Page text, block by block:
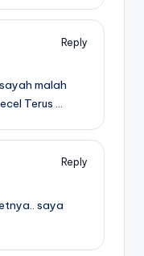
Reply
malah
Terus …
Reply
saya